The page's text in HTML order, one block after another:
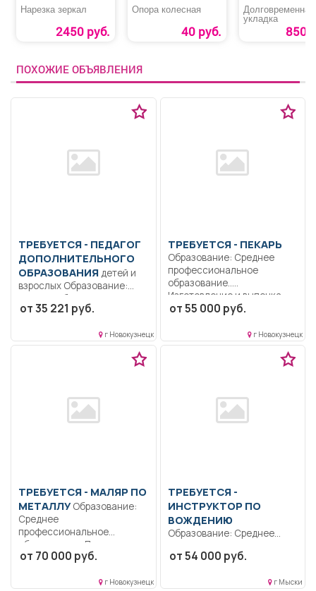
Нарезка зеркал
2450 руб.
Опора колесная
40 руб.
Долговременная
укладка
850
ПОХОЖИЕ ОБЪЯВЛЕНИЯ
ТРЕБУЕТСЯ - ПЕДАГОГ
ДОПОЛНИТЕЛЬНОГО
ОБРАЗОВАНИЯ детей и
взрослых Образование:
Высшее образование —
подготовка кадров
от 35 221 руб.
г Новокузнецк
ТРЕБУЕТСЯ - ПЕКАРЬ
Образование: Среднее
профессиональное
образование..
Изготовление и выпечка
хлеба, мелкоштучных...
от 55 000 руб.
г Новокузнецк
ТРЕБУЕТСЯ - МАЛЯР ПО
МЕТАЛЛУОбразование:
Среднее
профессиональное
образование.. Подготовка
металлоконструкций к
от 70 000 руб.
г Новокузнецк
ТРЕБУЕТСЯ -
ИНСТРУКТОР ПО
ВОЖДЕНИЮ
Образование: Среднее
Обучение учащихся
от 54 000 руб.
г Мыски